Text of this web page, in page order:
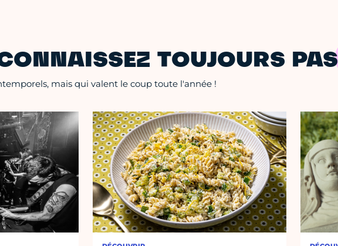
TOUJOURS
mais qui valent le coup toute l'année !